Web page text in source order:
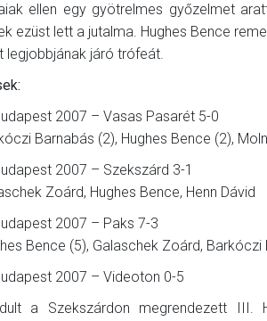
ellen egy gyötrelmes győzelmet
ezüst lett a jutalma. Hughes Bence
legjobbjának járó trófeát.
2007 – Vasas Pasarét 5-0
Barnabás (2), Hughes Bence (2),
2007 – Szekszárd 3-1
Zoárd, Hughes Bence, Henn Dávid
2007 – Paks 7-3
Bence (5), Galaschek Zoárd, Barkóczi
2007 – Videoton 0-5
a Szekszárdon megrendezett III.